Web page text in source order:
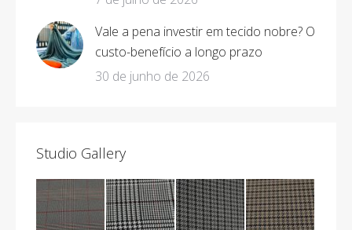
Vale a pena investir em tecido nobre? O
custo-benefício a longo prazo
30 de junho de 2026
Studio Gallery